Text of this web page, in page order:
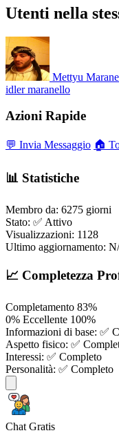
Utenti nella
Mettyu
idler maranello
Azioni Rapide
💬 Invia Messaggio 🏠
📊 Statistiche
Membro da: 6275 giorni
Stato: ✅ Attivo
Visualizzazioni: 1128
Ultimo aggiornamento:
📈 Completezza
Completamento 83%
0% Eccellente 100%
Informazioni di base: ✅
Aspetto fisico: ✅
Interessi: ✅ Completo
Personalità: ✅ Completo
Chat Gratis